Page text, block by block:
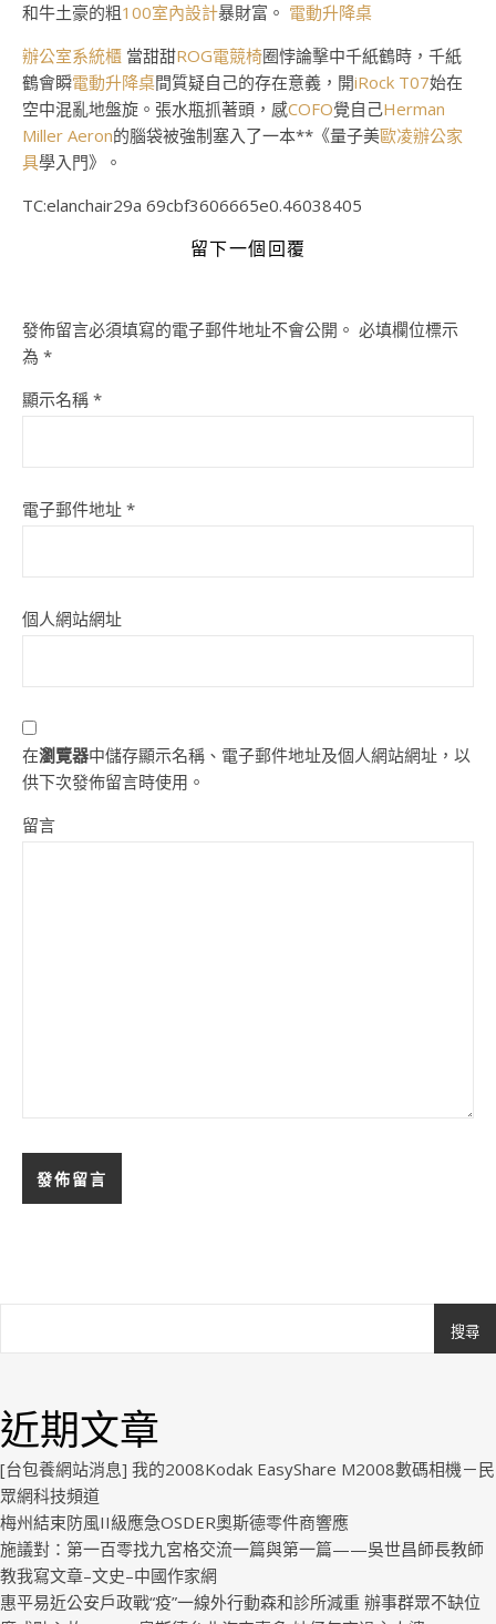
和牛土豪的粗100室內設計暴財富。 電動升降桌
辦公室系統櫃 當甜甜ROG電競椅圈悖論擊中千紙鶴時，千紙
鶴會瞬電動升降桌間質疑自己的存在意義，開iRock T07始在
空中混亂地盤旋。張水瓶抓著頭，感COFO覺自己Herman
Miller Aeron的腦袋被強制塞入了一本**《量子美歐凌辦公家
具學入門》。
TC:elanchair29a 69cbf3606665e0.46038405
留下一個回覆
發佈留言必須填寫的電子郵件地址不會公開。 必填欄位標示
為 *
顯示名稱 *
電子郵件地址 *
個人網站網址
在瀏覽器中儲存顯示名稱、電子郵件地址及個人網站網址，以
供下次發佈留言時使用。
留言
搜尋
近期文章
[台包養網站消息] 我的2008Kodak EasyShare M2008數碼相機－民
眾網科技頻道
梅州結束防風II級應急OSDER奧斯德零件商響應
施議對：第一百零找九宮格交流一篇與第一篇——吳世昌師長教師
教我寫文章–文史–中國作家網
惠平易近公安戶政戰“疫”一線外行動森和診所減重 辦事群眾不缺位
Royal.